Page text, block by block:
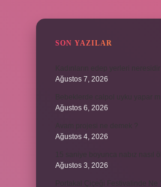
SON YAZILAR
Ağustos 7, 2026
Ağustos 6, 2026
Ağustos 4, 2026
Ağustos 3, 2026